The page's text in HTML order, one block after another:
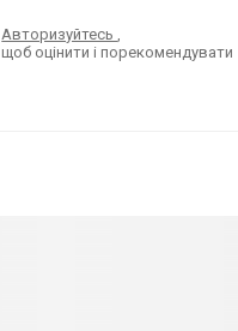
Авторизуйтесь,
щоб оцінити і порекомендувати